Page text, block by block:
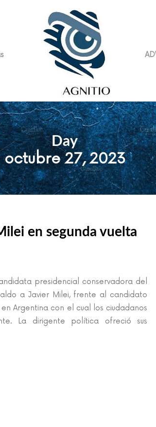
Day
octubre 27, 2023
en segunda vuelta
presidencial conservadora del
a Javier Milei, frente al candidato
Argentina con el cual los ciudadanos
La dirigente política ofreció sus